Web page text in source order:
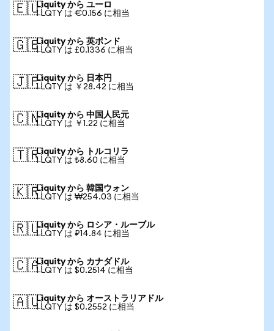
🇪🇺Liquity から ユーロ
1 LQTY は €0.156 に相当
🇬🇧Liquity から 英ポンド
1 LQTY は £0.1336 に相当
🇯🇵Liquity から 日本円
1 LQTY は ￥28.42 に相当
🇨🇳Liquity から 中国人民元
1 LQTY は ￥1.22 に相当
🇹🇷Liquity から トルコリラ
1 LQTY は ₺8.60 に相当
🇰🇷Liquity から 韓国ウォン
1 LQTY は ₩254.03 に相当
🇷🇺Liquity から ロシア・ルーブル
1 LQTY は ₽14.84 に相当
🇨🇦Liquity から カナダドル
1 LQTY は $0.2514 に相当
🇦🇺Liquity から オーストラリアドル
1 LQTY は $0.2552 に相当